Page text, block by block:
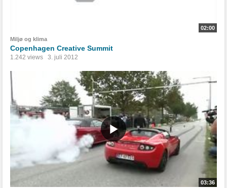
02:00
Miljø og klima
Copenhagen Creative Summit
1.242 views 3. juli 2012
03:36